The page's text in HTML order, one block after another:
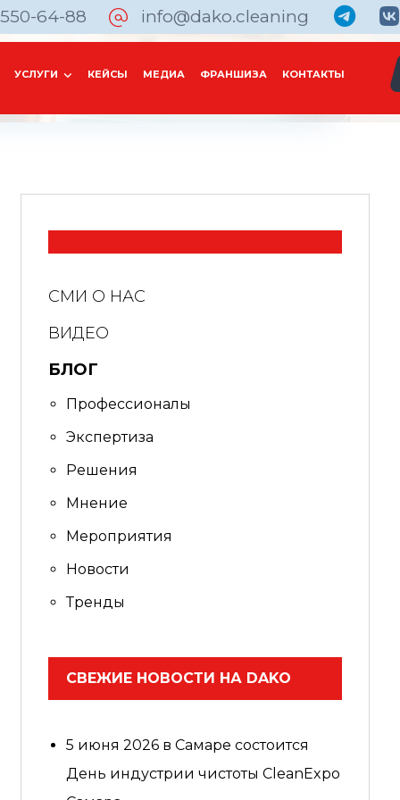
info@dako.cleaning
64-88
УСЛУГИ КЕЙСЫ МЕДИА ФРАНШИЗА КОНТАКТЫ
СМИ О НАС
ВИДЕО
БЛОГ
Профессионалы
Экспертиза
Решения
Мнение
Мероприятия
Новости
Тренды
СВЕЖИЕ НОВОСТИ НА DAKO
5 июня 2026 в Самаре состоится
День индустрии чистоты CleanExpo